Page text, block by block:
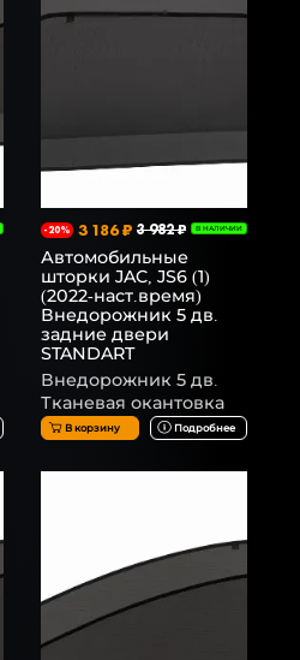
-20% 3 186 ₽ 3 982 ₽ В НАЛИЧИИ
Автомобильные
шторки JAC, JS6 (1)
(2022-наст.время)
Внедорожник 5 дв.
задние двери
STANDART
Внедорожник 5 дв.
Тканевая окантовка
В корзину Подробнее